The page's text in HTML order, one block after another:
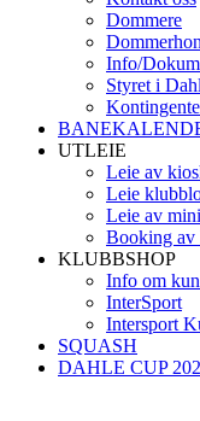
Dommere
Info/
Styret i
UTLEIE
Leie av
Leie
Leie av
Booking av
KLUBBSHOP
Info om
InterSport
Intersport
SQUASH
DAHLE CUP